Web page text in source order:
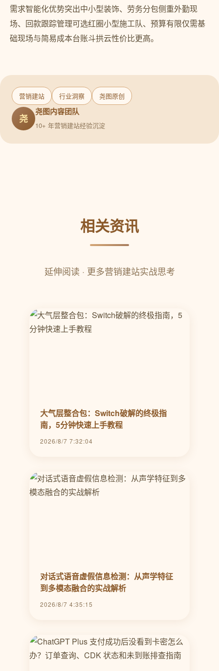
需求智能化优势突出中小型装饰、劳务分包侧重外勤现
场、回款跟踪管理可选红圈小型施工队、预算有限仅需基
础现场与简易成本台账斗拱云性价比更高。
营销建站 行业洞察 尧图原创
尧
尧图内容团队
10+ 年营销建站经验沉淀
相关资讯
延伸阅读 · 更多营销建站实战思考
大气层整合包：Switch破解的终极指
南，5分钟快速上手教程
2026/8/7 7:32:04
对话式语音虚假信息检测：从声学特征
到多模态融合的实战解析
2026/8/7 4:35:15